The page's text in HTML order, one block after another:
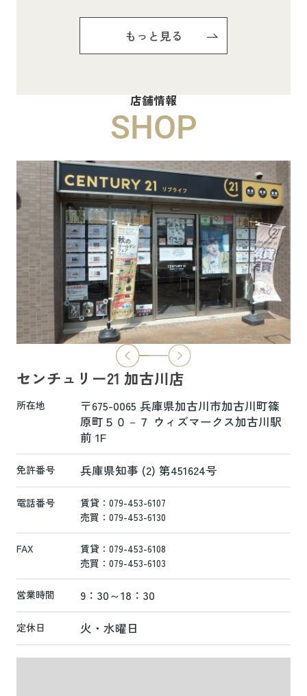
Pure Ryuju Ⅱ101
ハイムメゾン白鳥台201
6.5万円
物件詳細へ
ハイムレトア飾東A103
7.4万円
物件詳細へ
2026.06.29
本日より新ホームページへ完全移行にな
新ホームページは検索も楽々♪スマホに
も対応済！
より見やすくなっております！
是非一度ご覧ください(^^♪
もっと見る
店舗情報
SHOP
センチュリー21 加古川店
所在地
〒675-0065 兵庫県加古川市加古川町篠
原町５０－７ ウィズマークス加古川駅
前 1F
免許番号 兵庫県知事 (2) 第451624号
電話番号
賃貸：079-453-6107
売買：079-453-6130
FAX
賃貸：079-453-6108
売買：079-453-6103
営業時間 9：30～18：30
定休日 火・水曜日